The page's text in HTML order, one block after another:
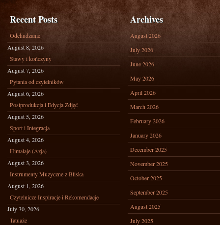
Recent Posts
Odchudzanie
August 8, 2026
Stawy i kończyny
August 7, 2026
Pytania od czytelników
August 6, 2026
Postprodukcja i Edycja Zdjęć
August 5, 2026
Sport i Integracja
August 4, 2026
Himalaje (Azja)
August 3, 2026
Instrumenty Muzyczne z Bliska
August 1, 2026
Czytelnicze Inspiracje i Rekomendacje
July 30, 2026
Tatuaże
Archives
August 2026
July 2026
June 2026
May 2026
April 2026
March 2026
February 2026
January 2026
December 2025
November 2025
October 2025
September 2025
August 2025
July 2025